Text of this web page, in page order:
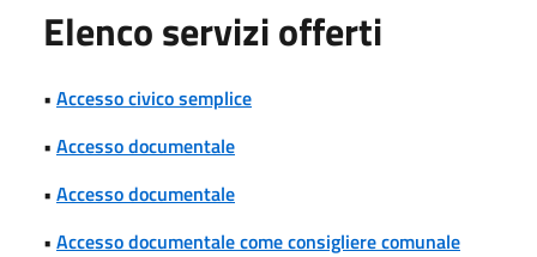
Elenco servizi offerti
• Accesso civico semplice
• Accesso documentale
• Accesso documentale
• Accesso documentale come consigliere comunale